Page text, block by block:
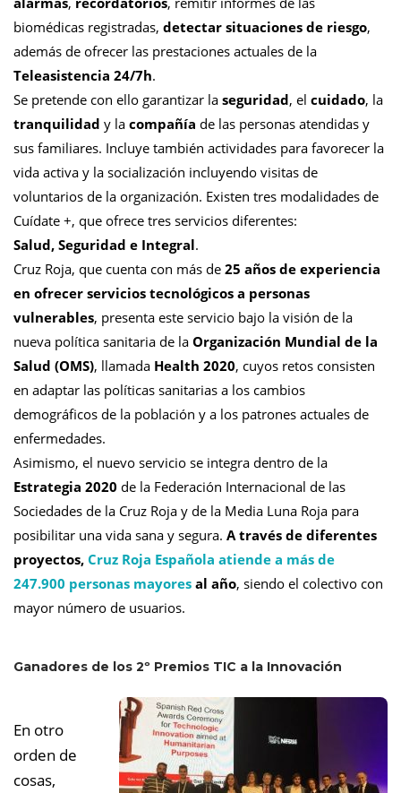
biomédicas registradas, detectar situaciones de riesgo,
además de ofrecer las prestaciones actuales de la
Teleasistencia 24/7h.
Se pretende con ello garantizar la seguridad, el cuidado, la
tranquilidad y la compañía de las personas atendidas y
sus familiares. Incluye también actividades para favorecer la
vida activa y la socialización incluyendo visitas de
voluntarios de la organización. Existen tres modalidades de
Cuídate +, que ofrece tres servicios diferentes:
Salud, Seguridad e Integral.
Cruz Roja, que cuenta con más de 25 años de experiencia
en ofrecer servicios tecnológicos a personas
vulnerables, presenta este servicio bajo la visión de la
nueva política sanitaria de la Organización Mundial de la
Salud (OMS), llamada Health 2020, cuyos retos consisten
en adaptar las políticas sanitarias a los cambios
demográficos de la población y a los patrones actuales de
enfermedades.
Asimismo, el nuevo servicio se integra dentro de la
Estrategia 2020 de la Federación Internacional de las
Sociedades de la Cruz Roja y de la Media Luna Roja para
posibilitar una vida sana y segura. A través de diferentes
proyectos, Cruz Roja Española atiende a más de
247.900 personas mayores al año, siendo el colectivo con
mayor número de usuarios.
Ganadores de los 2º Premios TIC a la Innovación
En otro
orden de
cosas,